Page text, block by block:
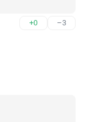
+0 –3